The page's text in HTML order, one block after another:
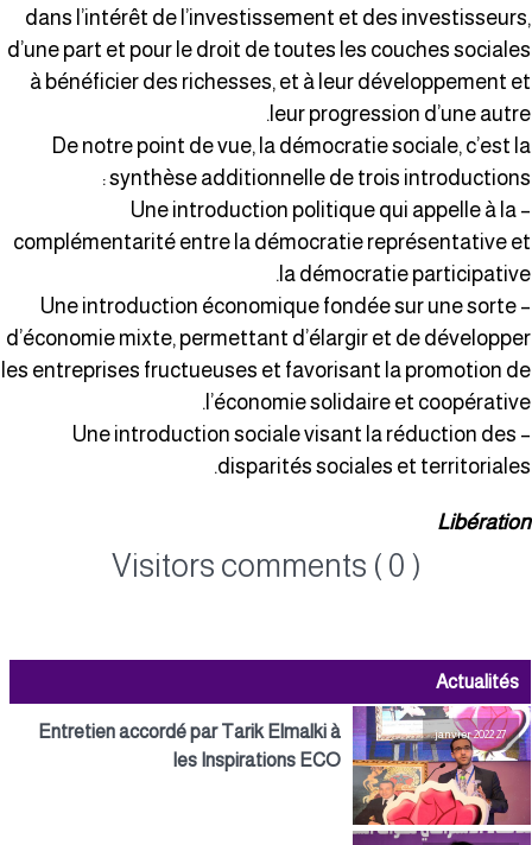
dans l’intérêt de l’investissement et des
d’une part et pour le droit de toutes les couches
à bénéficier des richesses, et à leur développement
leur progression d’une
De notre point de vue, la démocratie sociale, c’est
synthèse additionnelle de trois introductions
– Une introduction politique qui appelle à la
complémentarité entre la démocratie représentative
la démocratie
– Une introduction économique fondée sur une sorte
d’économie mixte, permettant d’élargir et de
les entreprises fructueuses et favorisant la promotion
l’économie solidaire et
– Une introduction sociale visant la réduction des
disparités sociales et
Visitors comments ( 0 )
Actualités
27 janvier 2022
Entretien accordé par Tarik Elmalki à
les Inspirations ECO